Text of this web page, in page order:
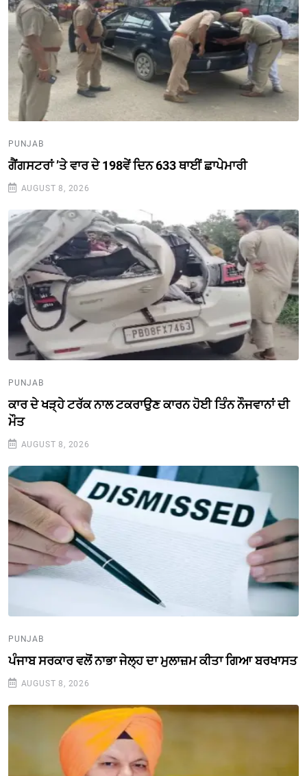
PUNJAB
ਗੈਂਗਸਟਰਾਂ ’ਤੇ ਵਾਰ ਦੇ 198ਵੇਂ ਦਿਨ 633 ਥਾਈਂ ਛਾਪੇਮਾਰੀ
AUGUST 8, 2026
PUNJAB
ਕਾਰ ਦੇ ਖੜ੍ਹੇ ਟਰੱਕ ਨਾਲ ਟਕਰਾਉਣ ਕਾਰਨ ਹੋਈ ਤਿੰਨ ਨੌਜਵਾਨਾਂ ਦੀ
ਮੌਤ
AUGUST 8, 2026
PUNJAB
ਪੰਜਾਬ ਸਰਕਾਰ ਵਲੋਂ ਨਾਭਾ ਜੇਲ੍ਹ ਦਾ ਮੁਲਾਜ਼ਮ ਕੀਤਾ ਗਿਆ ਬਰਖਾਸਤ
AUGUST 8, 2026